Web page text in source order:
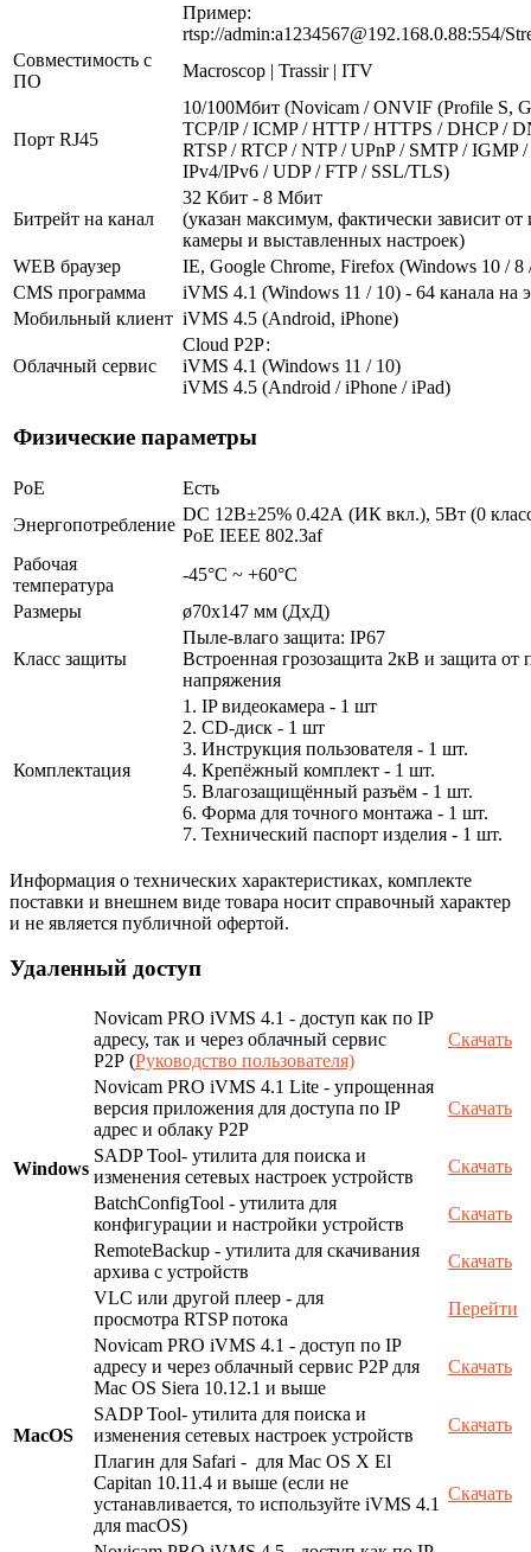
Пример:
rtsp://admin:a1234567@192.168.0.88:554/
Совместимость с
ПО
Macroscop | Trassir | ITV
Порт RJ45
10/100Мбит (Novicam / ONVIF (Profile S,
TCP/IP / ICMP / HTTP / HTTPS / DHCP /
RTSP / RTCP / NTP / UPnP / SMTP / IGMP
IPv4/IPv6 / UDP / FTP / SSL/TLS)
Битрейт на канал
32 Кбит - 8 Мбит
(указан максимум, фактически зависит от
камеры и выставленных настроек)
WEB браузер
IE, Google Chrome, Firefox (Windows 10 / 8
CMS программа
iVMS 4.1 (Windows 11 / 10) - 64 канала на
Мобильный клиент iVMS 4.5 (Android, iPhone)
Облачный сервис
Cloud Р2Р:
iVMS 4.1 (Windows 11 / 10)
iVMS 4.5 (Android / iPhone / iPad)
Физические параметры
PoE
Есть
Энергопотребление
DC 12В±25% 0.42А (ИК вкл.), 5Вт (0
PoE IEEE 802.3af
Рабочая
температура
-45°С ~ +60°С
Размеры
ø70х147 мм (ДхД)
Класс защиты
Пыле-влаго защита: IP67
Встроенная грозозащита 2кВ и защита от
напряжения
Комплектация
1. IP видеокамера - 1 шт
2. СD-диск - 1 шт
3. Инструкция пользователя - 1 шт.
4. Крепёжный комплект - 1 шт.
5. Влагозащищённый разъём - 1 шт.
6. Форма для точного монтажа - 1 шт.
7. Технический паспорт изделия - 1 шт.
Информация о технических характеристиках, комплекте
поставки и внешнем виде товара носит справочный характер
и не является публичной офертой.
Удаленный доступ
Windows
Novicam PRO iVMS 4.1 - доступ как по IP
адресу, так и через облачный сервис
P2P (Руководство пользователя)
Скачать
Novicam PRO iVMS 4.1 Lite - упрощенная
версия приложения для доступа по IP
адрес и облаку P2P
Скачать
SADP Tool- утилита для поиска и
изменения сетевых настроек устройств
Скачать
BatchConfigTool - утилита для
конфигурации и настройки устройств
Скачать
RemoteBackup - утилита для скачивания
архива с устройств
Скачать
VLC или другой плеер - для
просмотра RTSP потока
Перейти
MacOS
Novicam PRO iVMS 4.1 - доступ по IP
адресу и через облачный сервис P2P для
Mac OS Siera 10.12.1 и выше
Скачать
SADP Tool- утилита для поиска и
изменения сетевых настроек устройств
Скачать
Плагин для Safari - для Mac OS X El
Capitan 10.11.4 и выше (если не
устанавливается, то используйте iVMS 4.1
для macOS)
Скачать